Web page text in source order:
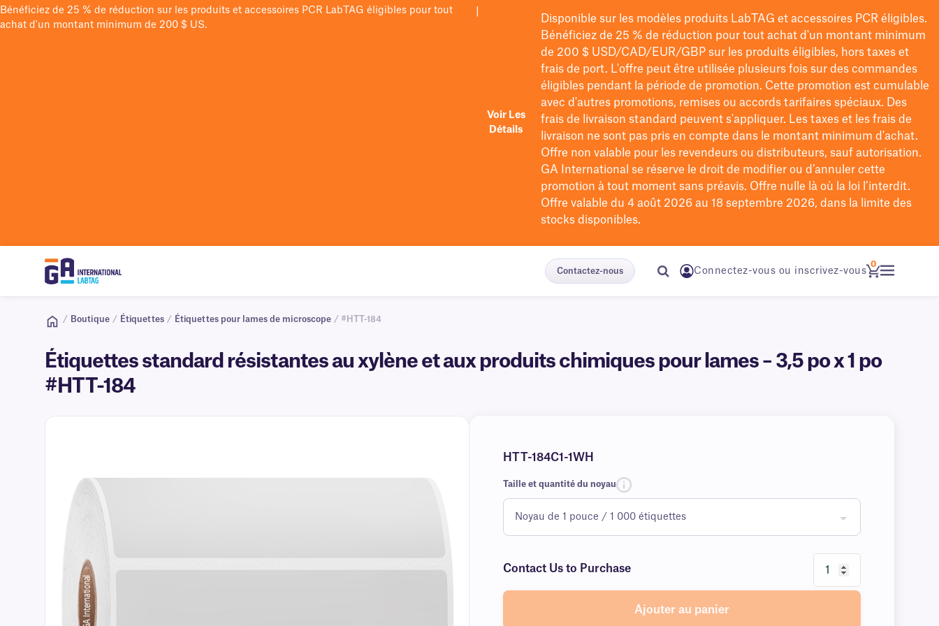
Bénéficiez de 25 % de réduction sur les produits et accessoires PCR LabTAG éligibles pour tout
achat d'un montant minimum de 200 $ US.
Voir Les
Détails
Disponible sur les modèles produits LabTAG et accessoires PCR éligibles.
Bénéficiez de 25 % de réduction pour tout achat d'un montant minimum
de 200 $USD/CAD/EUR/GBPsur les produits éligibles, hors taxes et
frais de port. L'offre peut être utilisée plusieurs fois sur des commandes
éligibles pendant la période de promotion. Cette promotion est cumulable
avec d'autres promotions, remises ou accords tarifaires spéciaux. Des
frais de livraison standard peuvent s'appliquer. Les taxes et les frais de
livraison ne sont pas pris en compte dans le montant minimum d'achat.
Offre non valable pour les revendeurs ou distributeurs, sauf autorisation.
GA International se réserve le droit de modifierou d’annuler cette
promotion à tout moment sans préavis. Offre nulle là où la loi l’interdit.
Offre valable du 4 août 2026 au 18 septembre 2026, dans la limite des
stocks disponibles.
Contactez-nous Connectez-vous ou inscrivez-vous
0
/ Boutique / Étiquettes / Étiquettes pour lames de microscope / #HTT-184
Étiquettes standard résistantes au xylène et aux produits chimiques pour lames – 3,5 po x 1 po
#HTT-184
HTT-184C1-1WH
Taille et quantité du noyau
Contact Us to Purchase
Ajouter au panier